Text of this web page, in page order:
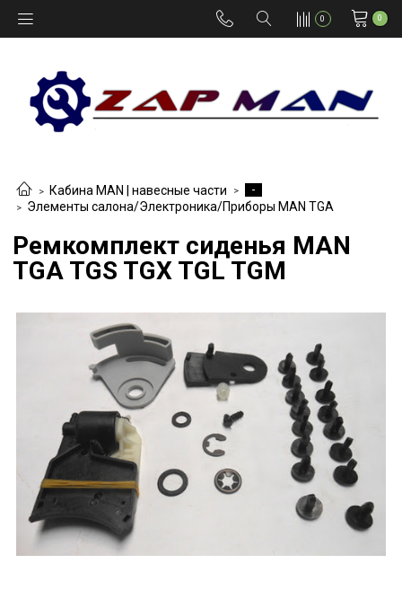
0 0
Кабина MAN | навесные части
-
Элементы салона/Электроника/Приборы MAN TGA
Ремкомплект сиденья MAN
TGA TGS TGX TGL TGM